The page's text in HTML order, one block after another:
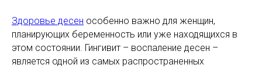
Здоровье десен особенно важно для женщин,
планирующих беременность или уже находящихся в
этом состоянии. Гингивит – воспаление десен –
является одной из самых распространенных